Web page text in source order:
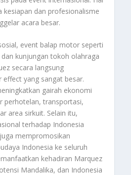
kesiapan dan profesionalisme
acara besar.
event balap motor seperti
kunjungan tokoh olahraga
secara langsung
yang sangat besar.
gairah ekonomi
perhotelan, transportasi,
area sirkuit. Selain itu,
terhadap Indonesia
mempromosikan
Indonesia ke seluruh
kehadiran Marquez
Mandalika, dan Indonesia